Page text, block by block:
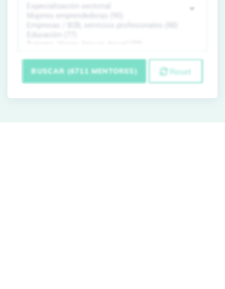
BUSCAR (6711 MENTORES) Reset